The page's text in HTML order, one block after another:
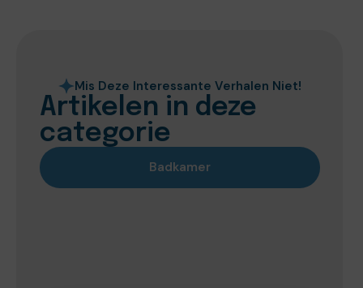
Mis Deze Interessante Verhalen Niet!
Artikelen in deze
categorie
Badkamer